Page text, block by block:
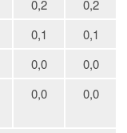
0,2
0,2
0,1
0,1
0,0
0,0
0,0 0,0